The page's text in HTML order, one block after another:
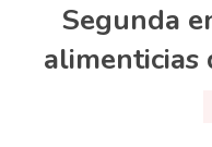
Segunda
alimenticias